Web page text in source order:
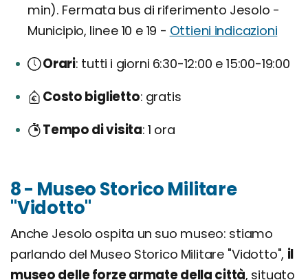
min). Fermata bus di riferimento Jesolo -
Municipio, linee 10 e 19 - Ottieni indicazioni
Orari tutti i giorni 6:30-12:00 e 15:00-19:00
Costo biglietto gratis
Tempo di visita 1 ora
8 - Museo Storico Militare
"Vidotto"
Anche Jesolo ospita un suo museo: stiamo
parlando del Museo Storico Militare "Vidotto", il
museo delle forze armate della città, situato